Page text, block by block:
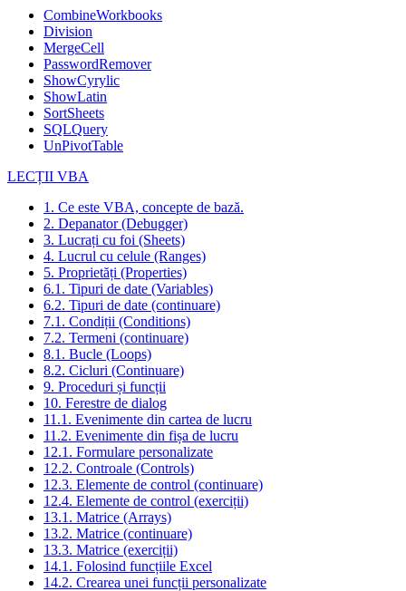
CombineWorkbooks
Division
MergeCell
PasswordRemover
ShowCyrylic
ShowLatin
SortSheets
SQLQuery
UnPivotTable
LECȚII VBA
1. Ce este VBA, concepte de bază.
2. Depanator (Debugger)
3. Lucrați cu foi (Sheets)
4. Lucrul cu celule (Ranges)
5. Proprietăți (Properties)
6.1. Tipuri de date (Variables)
6.2. Tipuri de date (continuare)
7.1. Condiții (Conditions)
7.2. Termeni (continuare)
8.1. Bucle (Loops)
8.2. Cicluri (Continuare)
9. Proceduri și funcții
10. Ferestre de dialog
11.1. Evenimente din cartea de lucru
11.2. Evenimente din fișa de lucru
12.1. Formulare personalizate
12.2. Controale (Controls)
12.3. Elemente de control (continuare)
12.4. Elemente de control (exerciții)
13.1. Matrice (Arrays)
13.2. Matrice (continuare)
13.3. Matrice (exerciții)
14.1. Folosind funcțiile Excel
14.2. Crearea unei funcții personalizate